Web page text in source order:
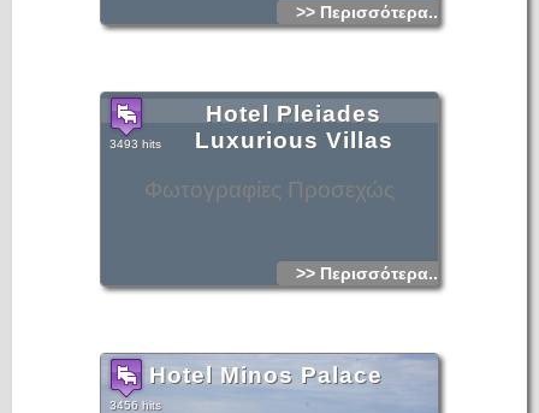
>> Περισσότερα...
Φωτογραφίες Προσεχώς
Hotel Pleiades
Luxurious Villas
3493 hits
>> Περισσότερα...
Hotel Minos Palace
3456 hits